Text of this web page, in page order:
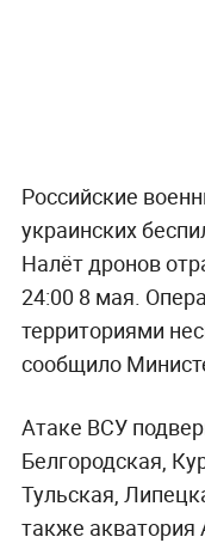
Российские
украинских
Налёт дронов
24:00 8 мая.
территориями
сообщило
Атаке ВСУ
Белгородская,
Тульская,
также акватория